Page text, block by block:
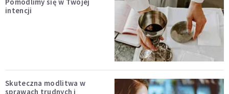
intencji
Skuteczna modlitwa w
sprawach trudnych i